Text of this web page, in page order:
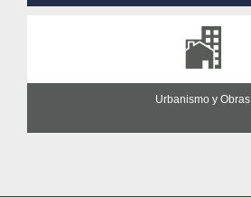
Urbanismo y Obras